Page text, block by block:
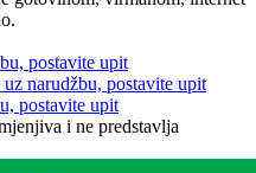
postavite upit
narudžbu, postavite upit
postavite upit
i ne predstavlja